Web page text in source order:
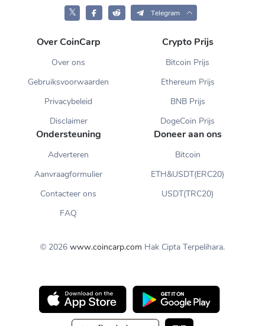
𝕏 Telegram
Over CoinCarp
Over ons
Gebruiksvoorwaarden
Privacybeleid
Disclaimer
Crypto Prijs
Bitcoin Prijs
Ethereum Prijs
BNB Prijs
DogeCoin Prijs
Ondersteuning
Adverteren
Aanvraagformulier
Contacteer ons
FAQ
Doneer aan ons
Bitcoin
ETH&USDT(ERC20)
USDT(TRC20)
© 2026 www.coincarp.com Hak Cipta Terpelihara.